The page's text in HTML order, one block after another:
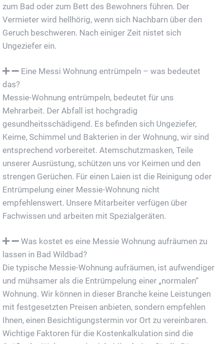
zum Bad oder zum Bett des Bewohners führen. Der
Vermieter wird hellhörig, wenn sich Nachbarn über den
Geruch beschweren. Nach einiger Zeit nistet sich
Ungeziefer ein.
Eine Messi Wohnung entrümpeln – was bedeutet
das?
Messie-Wohnung entrümpeln, bedeutet für uns
Mehrarbeit. Der Abfall ist hochgradig
gesundheitsschädigend. Es befinden sich Ungeziefer,
Keime, Schimmel und Bakterien in der Wohnung, wir sind
entsprechend vorbereitet. Atemschutzmasken, Teile
unserer Ausrüstung, schützen uns vor Keimen und den
strengen Gerüchen. Für einen Laien ist die Reinigung oder
Entrümpelung einer Messie-Wohnung nicht
empfehlenswert. Unsere Mitarbeiter verfügen über
Fachwissen und arbeiten mit Spezialgeräten.
Was kostet es eine Messie Wohnung aufräumen zu
lassen in Bad Wildbad?
Die typische Messie-Wohnung aufräumen, ist aufwendiger
und mühsamer als die Entrümpelung einer „normalen“
Wohnung. Wir können in dieser Branche keine Leistungen
mit festgesetzten Preisen anbieten, sondern empfehlen
Ihnen, einen Besichtigungstermin vor Ort zu vereinbaren.
Wichtige Faktoren für die Kostenkalkulation sind die